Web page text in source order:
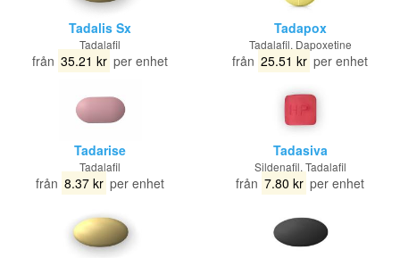
Tadalis Sx
Tadalafil
från 35.21 kr per enhet
Tadapox
Tadalafil, Dapoxetine
från 25.51 kr per enhet
Tadarise
Tadalafil
från 8.37 kr per enhet
Tadasiva
Sildenafil, Tadalafil
från 7.80 kr per enhet